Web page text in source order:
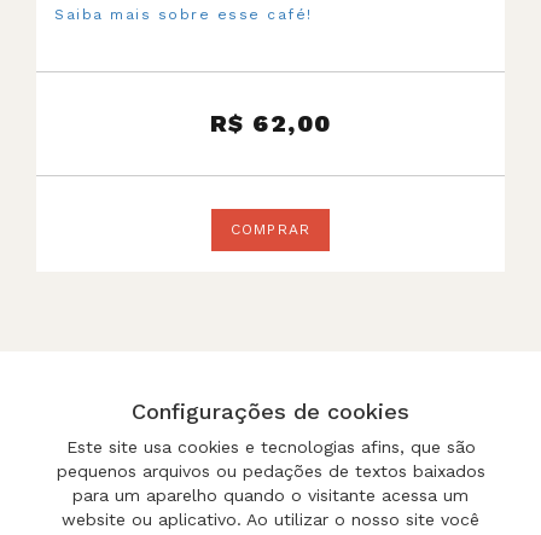
Saiba mais sobre esse café!
R$ 62,00
COMPRAR
Configurações de cookies
Este site usa cookies e tecnologias afins, que são
pequenos arquivos ou pedações de textos baixados
para um aparelho quando o visitante acessa um
website ou aplicativo. Ao utilizar o nosso site você